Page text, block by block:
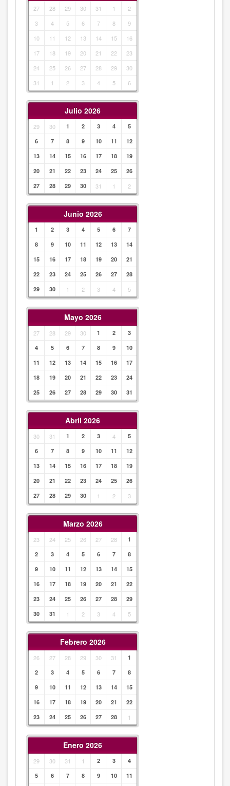
27 28 29 30 31 1
2
3
4 5 6 7 8
9
10
11 12 13 14 15
16
17
18 19 20 21 22
23
24
25 26 27 28 29
30
31
1 2 3 4 5 6
Julio 2026
29 30 1 2 3 4
5
6
7 8 9 10 11
12
13
14 15 16 17 18
19
20
21 22 23 24 25
26
27
28 29 30 31 1 2
Junio 2026
1 2 3 4 5 6
7
8
9 10 11 12 13
14
15
16 17 18 19 20
21
22
23 24 25 26 27
28
29
30 1 2 3 4 5
Mayo 2026
27 28 29 30 1 2
3
4
5 6 7 8 9
10
11
12 13 14 15 16
17
18
19 20 21 22 23
24
25
26 27 28 29 30 31
Abril 2026
30 31 1 2 3 4
5
6
7 8 9 10 11
12
13
14 15 16 17 18
19
20
21 22 23 24 25
26
27
28 29 30 1 2 3
Marzo 2026
23 24 25 26 27 28
1
2
3 4 5 6 7
8
9
10 11 12 13 14
15
16
17 18 19 20 21
22
23
24 25 26 27 28
29
30
31 1 2 3 4 5
Febrero 2026
26 27 28 29 30 31
1
2
3 4 5 6 7
8
9
10 11 12 13 14
15
16
17 18 19 20 21
22
23
24 25 26 27 28 1
Enero 2026
29 30 31 1 2 3
4
5
6 7 8 9 10
11